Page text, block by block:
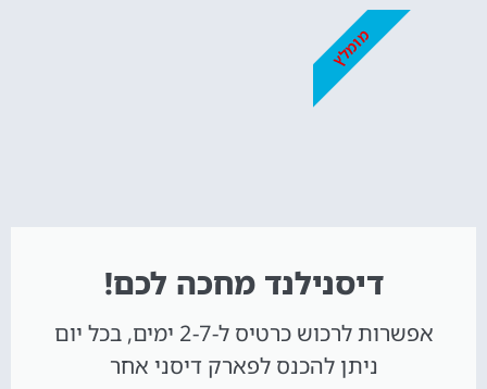
דיסנילנד מחכה לכם!
אפשרות לרכוש כרטיס ל-2-7 ימים, בכל יום
ניתן להכנס לפארק דיסני אחר
מומלץ